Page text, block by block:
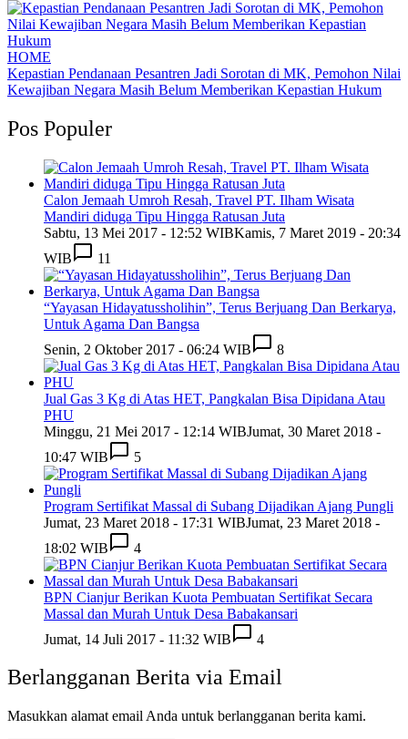
HOME
Kepastian Pendanaan Pesantren Jadi Sorotan di MK, Pemohon Nilai
Kewajiban Negara Masih Belum Memberikan Kepastian Hukum
Pos Populer
Calon Jemaah Umroh Resah, Travel PT. Ilham Wisata
Mandiri diduga Tipu Hingga Ratusan Juta
Sabtu, 13 Mei 2017 - 12:52 WIBKamis, 7 Maret 2019 - 20:34
WIB
11
“Yayasan Hidayatussholihin”, Terus Berjuang Dan Berkarya,
Untuk Agama Dan Bangsa
Senin, 2 Oktober 2017 - 06:24 WIB
8
Jual Gas 3 Kg di Atas HET, Pangkalan Bisa Dipidana Atau
PHU
Minggu, 21 Mei 2017 - 12:14 WIBJumat, 30 Maret 2018 -
10:47 WIB
5
Program Sertifikat Massal di Subang Dijadikan Ajang Pungli
Jumat, 23 Maret 2018 - 17:31 WIBJumat, 23 Maret 2018 -
18:02 WIB
4
BPN Cianjur Berikan Kuota Pembuatan Sertifikat Secara
Massal dan Murah Untuk Desa Babakansari
Jumat, 14 Juli 2017 - 11:32 WIB
4
Berlangganan Berita via Email
Masukkan alamat email Anda untuk berlangganan berita kami.